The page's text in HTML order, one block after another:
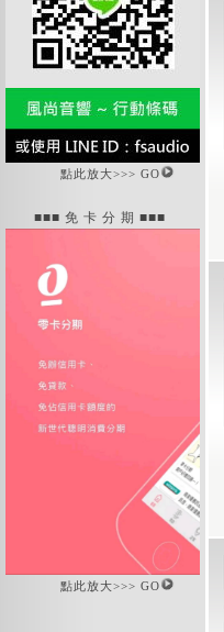
點此放大>>> GO
■■■ 免 卡 分 期 ■■■
點此放大>>> GO